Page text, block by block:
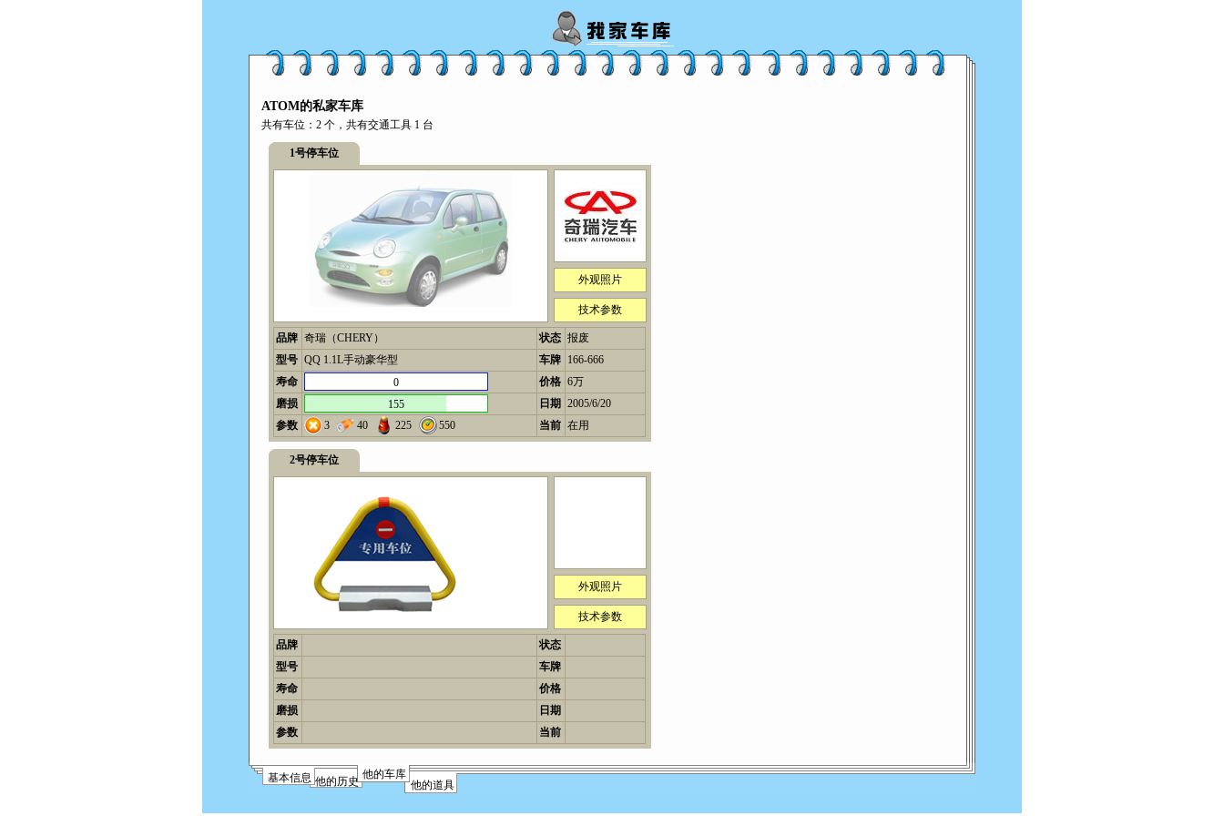
ATOM的私家车库
共有车位：2 个，共有交通工具 1 台
1号停车位
外观照片
技术参数
品牌 奇瑞（CHERY） 状态 报废
型号 QQ 1.1L手动豪华型 车牌 166-666
寿命
0 价格 6万
磨损
155 日期 2005/6/20
参数
3 40 225 550 当前 在用
2号停车位
外观照片
技术参数
品牌
状态
型号
车牌
寿命
价格
磨损
日期
参数
当前
基本信息 他的历史
他的车库
他的道具